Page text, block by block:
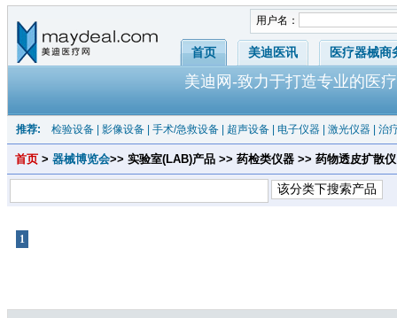
用户名：
首页 美迪医讯 医疗器械商
美迪网-致力于打造专业的医
推荐: 检验设备 影像设备 手术/急救设备 超声设备 电子仪器 激光仪器 治
首页 > 器械博览会>> 实验室(LAB)产品 >> 药检类仪器 >> 药物透皮扩散仪
1